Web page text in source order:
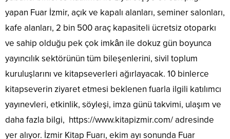
yapan Fuar İzmir, açık ve kapalı alanları, seminer salonları,
kafe alanları, 2 bin 500 araç kapasiteli ücretsiz otoparkı
ve sahip olduğu pek çok imkân ile dokuz gün boyunca
yayıncılık sektörünün tüm bileşenlerini, sivil toplum
kuruluşlarını ve kitapseverleri ağırlayacak. 10 binlerce
kitapseverin ziyaret etmesi beklenen fuarla ilgili katılımcı
yayınevleri, etkinlik, söyleşi, imza günü takvimi, ulaşım ve
daha fazla bilgi, https://www.kitapizmir.com/ adresinde
yer alıyor. İzmir Kitap Fuarı, ekim ayı sonunda Fuar